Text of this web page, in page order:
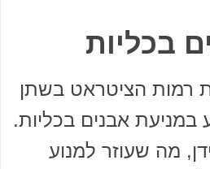
בכליות
רמות הציטראט בשתן
במניעת אבנים בכליות.
מה שעוזר למנוע